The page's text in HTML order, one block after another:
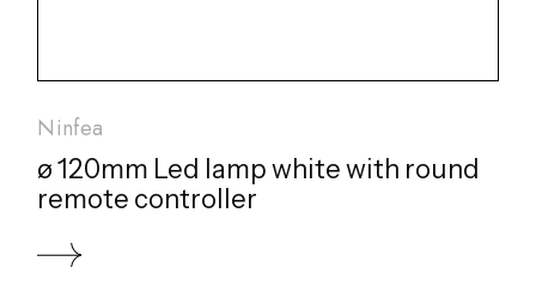
Ninfea
ø 120mm Led lamp white with round
remote controller